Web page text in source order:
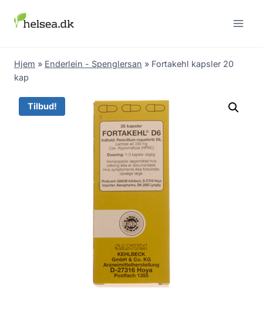
Hjem » Enderlein - Spenglersan » Fortakehl kapsler 20
kap
Tilbud!